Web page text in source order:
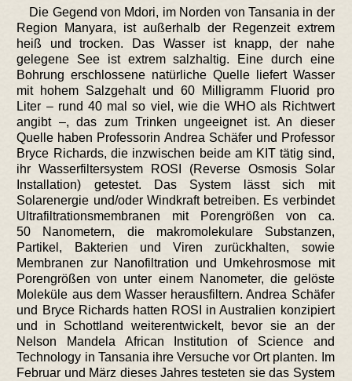
Die Gegend von Mdori, im Norden von Tansania in der
Region Manyara, ist außerhalb der Regenzeit extrem
heiß und trocken. Das Wasser ist knapp, der nahe
gelegene See ist extrem salzhaltig. Eine durch eine
Bohrung erschlossene natürliche Quelle liefert Wasser
mit hohem Salzgehalt und 60 Milligramm Fluorid pro
Liter – rund 40 mal so viel, wie die WHO als Richtwert
angibt –, das zum Trinken ungeeignet ist. An dieser
Quelle haben Professorin Andrea Schäfer und Professor
Bryce Richards, die inzwischen beide am KIT tätig sind,
ihr Wasserfiltersystem ROSI (Reverse Osmosis Solar
Installation) getestet. Das System lässt sich mit
Solarenergie und/oder Windkraft betreiben. Es verbindet
Ultrafiltrationsmembranen mit Porengrößen von ca.
50 Nanometern, die makromolekulare Substanzen,
Partikel, Bakterien und Viren zurückhalten, sowie
Membranen zur Nanofiltration und Umkehrosmose mit
Porengrößen von unter einem Nanometer, die gelöste
Moleküle aus dem Wasser herausfiltern. Andrea Schäfer
und Bryce Richards hatten ROSI in Australien konzipiert
und in Schottland weiterentwickelt, bevor sie an der
Nelson Mandela African Institution of Science and
Technology in Tansania ihre Versuche vor Ort planten. Im
Februar und März dieses Jahres testeten sie das System